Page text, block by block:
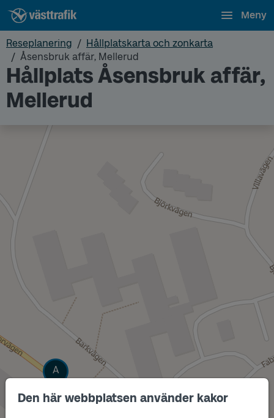
Den här webbplatsen använder kakor
Meny
Reseplanering
Hållplatskarta och zonkarta
Åsensbruk affär, Mellerud
Hållplats Åsensbruk affär,
Mellerud
Läge
A